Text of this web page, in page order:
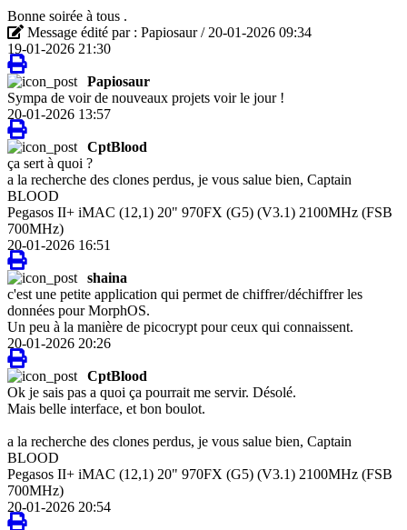
Bonne soirée à tous .
Message édité par : Papiosaur / 20-01-2026 09:34
19-01-2026 21:30
Papiosaur
Sympa de voir de nouveaux projets voir le jour !
20-01-2026 13:57
CptBlood
ça sert à quoi ?
a la recherche des clones perdus, je vous salue bien, Captain
BLOOD
Pegasos II+ iMAC (12,1) 20" 970FX (G5) (V3.1) 2100MHz (FSB
700MHz)
20-01-2026 16:51
shaina
c'est une petite application qui permet de chiffrer/déchiffrer les
données pour MorphOS.
Un peu à la manière de picocrypt pour ceux qui connaissent.
20-01-2026 20:26
CptBlood
Ok je sais pas a quoi ça pourrait me servir. Désolé.
Mais belle interface, et bon boulot.
a la recherche des clones perdus, je vous salue bien, Captain
BLOOD
Pegasos II+ iMAC (12,1) 20" 970FX (G5) (V3.1) 2100MHz (FSB
700MHz)
20-01-2026 20:54